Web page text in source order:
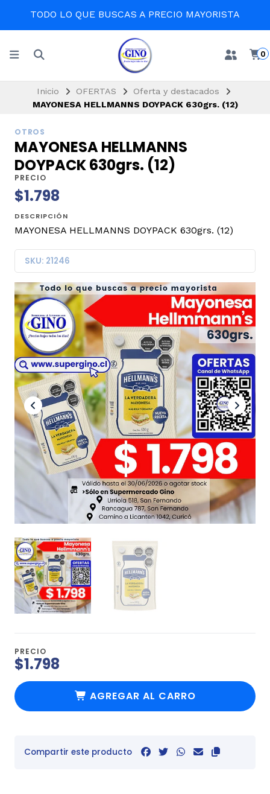
TODO LO QUE BUSCAS A PRECIO MAYORISTA
0
Inicio OFERTAS
Oferta y destacados
MAYONESA HELLMANNS DOYPACK 630grs. (12)
OTROS
MAYONESA HELLMANNS
DOYPACK 630grs. (12)
PRECIO
$1.798
DESCRIPCIÓN
MAYONESA HELLMANNS DOYPACK 630grs. (12)
SKU: 21246
PRECIO
$1.798
AGREGAR AL CARRO
Compartir este producto